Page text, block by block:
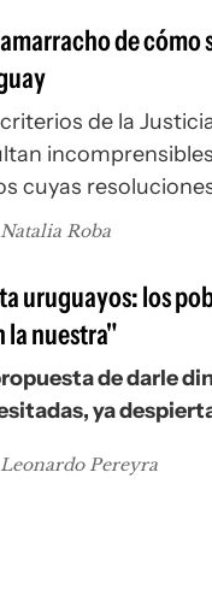
de cómo
de la
cuyas
Natalia Roba
uruguayos: los
la nuestra"
de darle
ya
Leonardo Pereyra